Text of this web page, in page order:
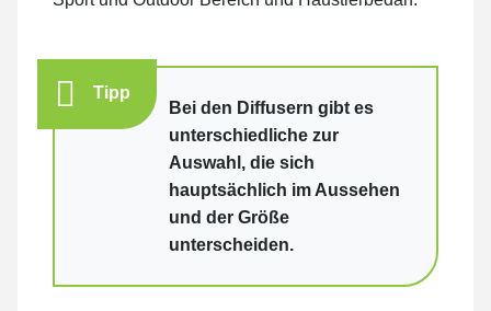
Tipp
Bei den Diffusern gibt es
unterschiedliche zur
Auswahl, die sich
hauptsächlich im Aussehen
und der Größe
unterscheiden.